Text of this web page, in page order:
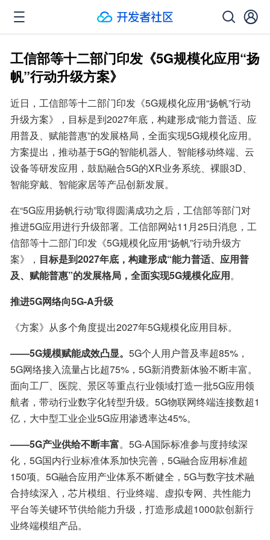
工信部等十二部门印发《5G规模化应用“扬
帆”行动升级方案》
近日，工信部等十二部门印发《5G规模化应用“扬帆”行动
升级方案》，目标是到2027年底，构建形成“能力普适、应
用普及、赋能普惠”的发展格局，全面实现5G规模化应用。
方案提出，推动基于5G的智能机器人、智能移动终端、云
设备等研发应用，鼓励融合5G的XR业务系统、裸眼3D、
智能穿戴、智能家居等产品创新发展。
在“5G应用扬帆行动”取得圆满成功之后，工信部等部门对
推进5G应用进行升级部署。工信部网站11月25日消息，工
信部等十二部门印发《5G规模化应用“扬帆”行动升级方
案》， 目标是到2027年底，构建形成“能力普适、应用普
及、赋能普惠”的发展格局，全面实现5G规模化应用。
推进5G网络向5G-A升级
《方案》从多个角度提出2027年5G规模化应用目标。
——5G规模赋能成效凸显。 5G个人用户普及率超85%，
5G网络接入流量占比超75%，5G新消费新体验不断丰富。
面向工厂、医院、景区等重点行业领域打造一批5G应用领
航者，带动行业数字化转型升级。5G物联网终端连接数超1
亿，大中型工业企业5G应用渗透率达45%。
——5G产业供给不断丰富。5G-A国际标准参与度持续深
化，5G国内行业标准体系加快完善，5G融合应用标准超
150项。5G融合应用产业体系不断健全，5G与数字技术融
合持续深入，芯片模组、行业终端、虚拟专网、共性能力
平台等关键环节供给能力升级，打造形成超1000款创新行
业终端模组产品。